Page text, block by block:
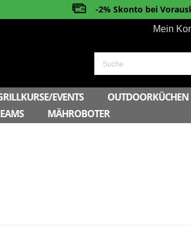
-2% Skonto bei
Mein
EVENTS OUTDOORKÜCHEN
MÄHROBOTER